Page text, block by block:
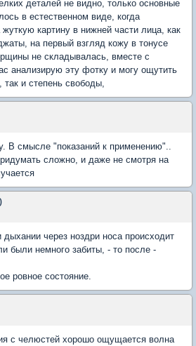
деталей не видно, только основные
в естественном виде, когда
картину в нижней части лица, как
на первый взгляд кожу в тонусе
не складывалась, вместе с
анализирую эту фотку и могу ощутить
так и степень свободы,
В смысле "показаний к применению"..
сложно, и даже не смотря на
через ноздри носа происходит
были немного забиты, - то после -
ровное состояние.
с челюстей хорошо ощущается волна